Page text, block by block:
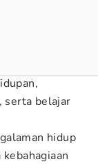
serta belajar
hidup